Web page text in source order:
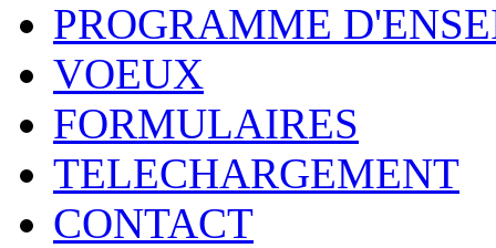
PROGRAMME
VOEUX
FORMULAIRES
TELECHARGEMENT
CONTACT